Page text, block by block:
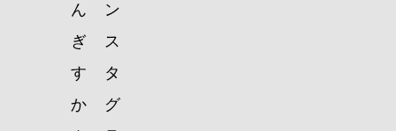
ん
ぎ
す
か
ン
ス
タ
グ